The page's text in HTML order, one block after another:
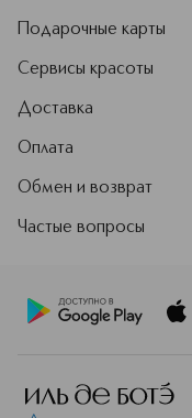
Подарочные карты
Сервисы красоты
Доставка
Оплата
Обмен и возврат
Частые вопросы